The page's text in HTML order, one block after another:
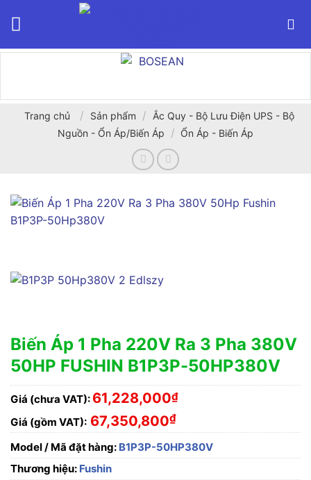
Trang chủ / Sản phẩm /
Ắc Quy - Bộ Lưu Điện UPS - Bộ
Nguồn - Ổn Áp/Biến Áp
/ Ổn Áp - Biến Áp
Biến Áp 1 Pha 220V Ra 3 Pha 380V
50HP FUSHIN B1P3P-50HP380V
Giá (chưa VAT): 61,228,000₫
Giá (gồm VAT): 67,350,800₫
Model / Mã đặt hàng: B1P3P-50HP380V
Thương hiệu: Fushin